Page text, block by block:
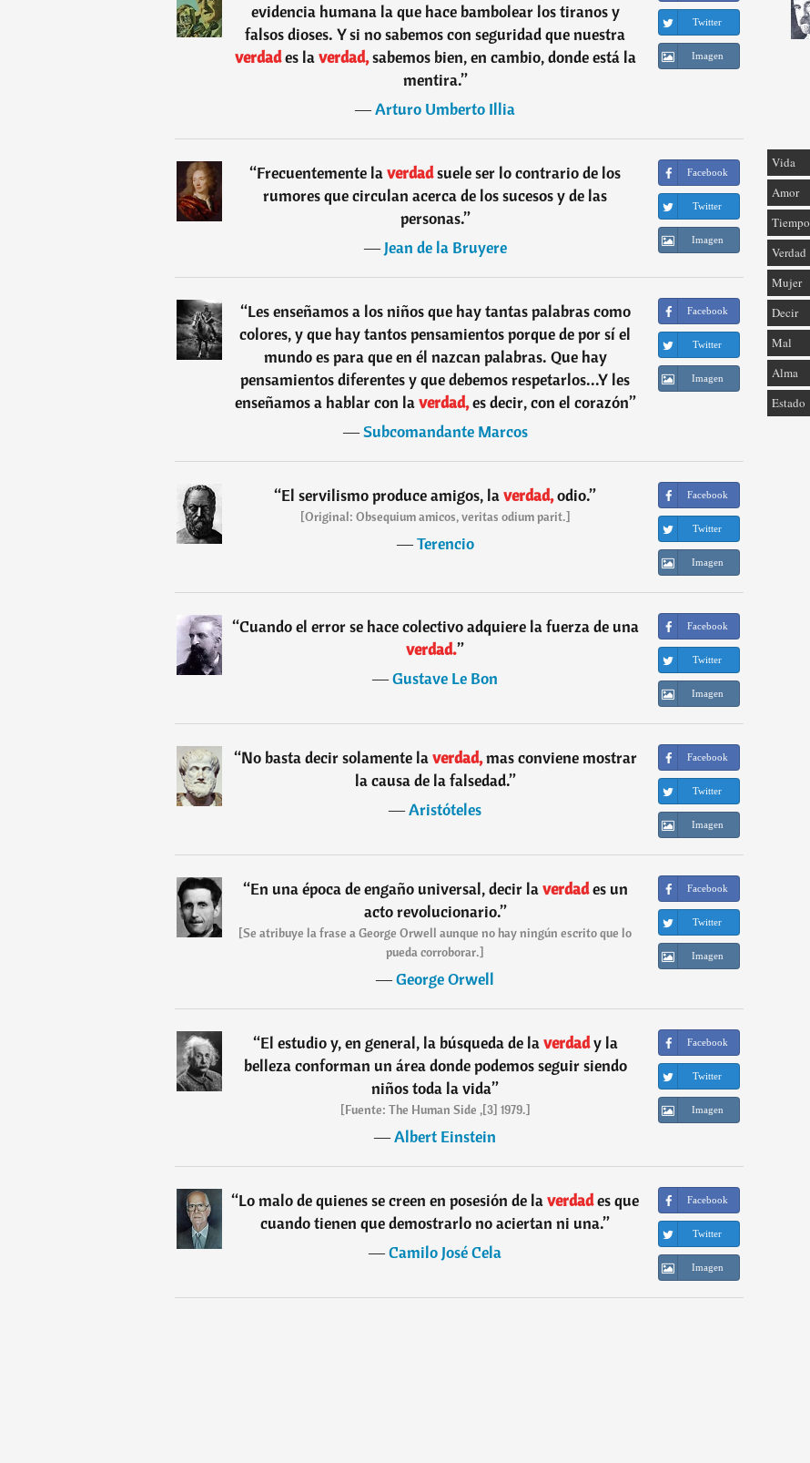
evidencia humana la que hace bambolear los tiranos y
falsos dioses. Y si no sabemos con seguridad que nuestra
verdades laverdad,sabemos bien, en cambio, donde está la
mentira.”
―Arturo Umberto Illia
Twitter
Imagen
“Frecuentemente laverdadsuele ser lo contrario de los
rumores que circulan acerca de los sucesos y de las
personas.”
―Jean de la Bruyere
Facebook
Twitter
Imagen
“Les enseñamos a los niños que hay tantas palabras como
colores, y que hay tantos pensamientos porque de por sí el
mundo es para que en él nazcan palabras. Que hay
pensamientos diferentes y que debemos respetarlos...Y les
enseñamos a hablar con laverdad,es decir, con el corazón”
―Subcomandante Marcos
Facebook
Twitter
Imagen
“El servilismo produce amigos, laverdad,odio.”
[Original: Obsequium amicos, veritas odium parit.]
―Terencio
Facebook
Twitter
Imagen
“Cuando el error se hace colectivo adquiere la fuerza de una
verdad.”
―Gustave Le Bon
Facebook
Twitter
Imagen
“No basta decir solamente laverdad,mas conviene mostrar
la causa de la falsedad.”
―Aristóteles
Facebook
Twitter
Imagen
“En una época de engaño universal, decir laverdades un
acto revolucionario.”
[Se atribuye la frase a George Orwell aunque no hay ningún escrito que lo
pueda corroborar.]
―George Orwell
Facebook
Twitter
Imagen
“El estudio y, en general, la búsqueda de laverdady la
belleza conforman un área donde podemos seguir siendo
niños toda la vida”
[Fuente: The Human Side ,[3] 1979.]
―Albert Einstein
Facebook
Twitter
Imagen
“Lo malo de quienes se creen en posesión de laverdades que
cuando tienen que demostrarlo no aciertan ni una.”
―Camilo José Cela
Facebook
Twitter
Imagen
Vida
Amor
Tiempo
Verdad
Mujer
Decir
Mal
Alma
Estado